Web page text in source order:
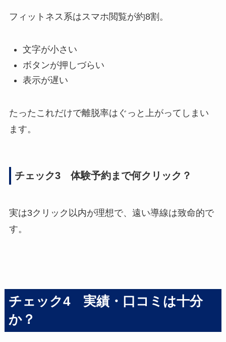
フィットネス系はスマホ閲覧が約8割。
文字が小さい
ボタンが押しづらい
表示が遅い
たったこれだけで離脱率はぐっと上がってしまい
ます。
チェック3 体験予約まで何クリック？
実は3クリック以内が理想で、遠い導線は致命的で
す。
チェック4 実績・口コミは十分
か？